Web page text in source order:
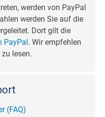
werden von PayPal
werden Sie auf die
Dort gilt die
PayPal . Wir empfehlen
zu lesen.
(FAQ)